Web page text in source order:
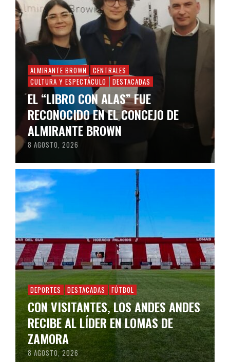
ALMIRANTE BROWN
CENTRALES
CULTURA Y ESPECTÁCULO
DESTACADAS
EL “LIBRO CON ALAS” FUE
RECONOCIDO EN EL CONCEJO DE
ALMIRANTE BROWN
8 AGOSTO, 2026
DEPORTES DESTACADAS FÚTBOL
CON VISITANTES, LOS ANDES ANDES
RECIBE AL LÍDER EN LOMAS DE
ZAMORA
8 AGOSTO, 2026